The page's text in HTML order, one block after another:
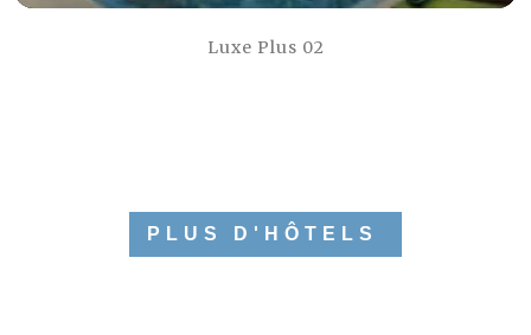
Luxe Plus 02
PLUS D'HÔTELS